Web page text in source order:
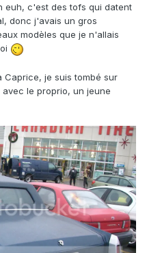
euh, c'est des tofs qui datent
donc j'avais un gros
modèles que je n'allais
Caprice, je suis tombé sur
le proprio, un jeune